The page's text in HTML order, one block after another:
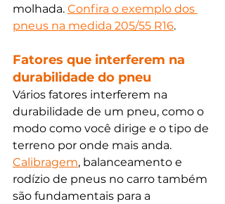
molhada. Confira o exemplo dos
pneus na medida 205/55 R16.
Fatores que interferem na
durabilidade do pneu
Vários fatores interferem na
durabilidade de um pneu, como o
modo como você dirige e o tipo de
terreno por onde mais anda.
Calibragem, balanceamento e
rodízio de pneus no carro também
são fundamentais para a